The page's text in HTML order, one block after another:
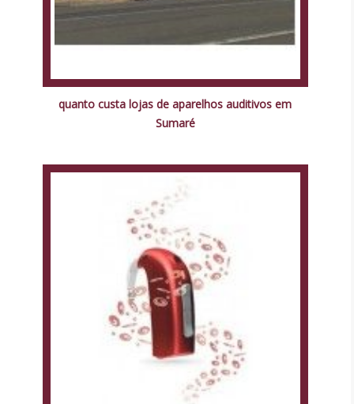
quanto custa lojas de aparelhos auditivos em
Sumaré